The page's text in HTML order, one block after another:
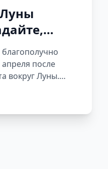
после
вокруг Луны.
астронавта,
восторг по всему